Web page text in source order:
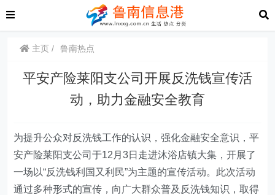
主页 鲁南热点
平安产险莱阳支公司开展反洗钱宣传活
动，助力金融安全教育
为提升公众对反洗钱工作的认识，强化金融安全意识，平
安产险莱阳支公司于12月3日走进沐浴店镇大集，开展了
一场以“反洗钱利国又利民”为主题的宣传活动。此次活动
通过多种形式的宣传，向广大群众普及反洗钱知识，取得